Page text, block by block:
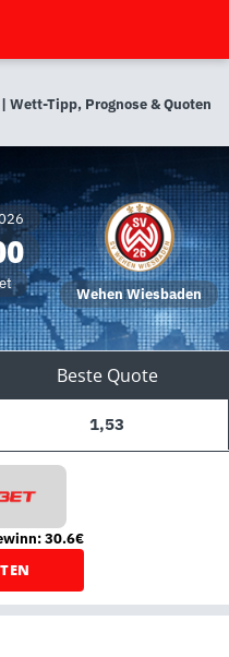
Wett-Tipp, Prognose & Quoten
Wehen Wiesbaden
Beste Quote
1,53
30.6€